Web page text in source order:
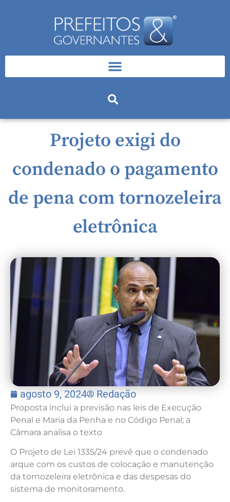
Projeto exigi do
condenado o pagamento
de pena com tornozeleira
eletrônica
agosto 9, 2024 Redação
Proposta inclui a previsão nas leis de Execução
Penal e Maria da Penha e no Código Penal; a
Câmara analisa o texto
O Projeto de Lei 1335/24 prevê que o condenado
arque com os custos de colocação e manutenção
da tornozeleira eletrônica e das despesas do
sistema de monitoramento.